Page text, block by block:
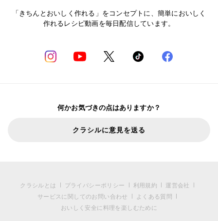
「きちんとおいしく作れる」をコンセプトに、簡単においしく
作れるレシピ動画を毎日配信しています。
何かお気づきの点はありますか？
クラシルに意見を送る
クラシルとは プライバシーポリシー 利用規約
運営会社
サービスに関してのお問い合わせ
よくある質問
おいしく安全に料理を楽しむために